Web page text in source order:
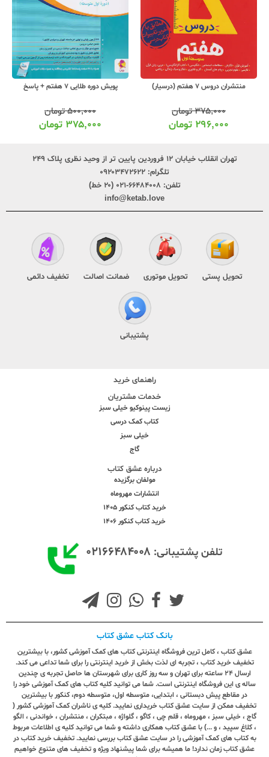
منتشران دروس 7 هفتم (درسیار)
۳۷۵,۰۰۰تومان
۲۹۶,۰۰۰ تومان
پویش دوره طلایی 7 هفتم + پاسخ
۵۰۰,۰۰۰تومان
۳۷۵,۰۰۰ تومان
تهران انقلاب خیابان ۱۲ فروردین پایین تر از وحید نظری پلاک ۲۴۹
تلگرام: ۰۹۲۰۳۴۷۲۶۲۲
تلفن: ۶۶۴۸۴۰۰۸-۰۲۱ (۲۰ خط)
info@ketab.love
تحویل پستی تحویل موتوری ضمانت اصالت تخفیف دائمی
پشتیبانی
راهنمای خرید
خدمات مشتریان
زیست پینوکیو خیلی سبز
کتاب کمک درسی
خیلی سبز
گاج
درباره عشق کتاب
مولفان برگزیده
انتشارات مهروماه
خرید کتاب کنکور 1405
خرید کتاب کنکور 1406
تلفن پشتیبانی: ۰۲۱۶۶۴۸۴۰۰۸
بانک کتاب عشق کتاب
عشق کتاب ، کامل ترین فروشگاه اینترنتی کتاب های کمک آموزشی کشور، با بیشترین
تخفیف خرید کتاب ، تجربه ای لذت بخش از خرید اینترنتی را برای شما تداعی می کند.
ارسال ٢٤ ساعته برای تهران و سه روز کاری برای شهرستان ها حاصل تجربه ی چندین
ساله ی این فروشگاه اینترنتی است. شما می توانید کلیه کتاب های کمک آموزشی خود را
در مقاطع پیش دبستانی ، ابتدایی، متوسطه اول، متوسطه دوم، کنکور با بیشترین
تخفیف ممکن از سایت عشق کتاب خریداری نمایید. کلیه ی ناشران کمک آموزشی کشور (
گاج ، خیلی سبز ، مهروماه ، قلم چی ، کاگو ، گلواژه ، مبتکران ، منتشران ، خواندنی ، الگو
، کلاغ سپید ، و ...) با عشق کتاب همکاری داشته و شما می توانید کلیه ی اطلاعات مربوط
به کتاب های کمک آموزشی را در سایت عشق کتاب بررسی نمایید. تخفیف خرید کتاب در
عشق کتاب زمان ندارد! ما همیشه برای شما پیشنهاد ویژه و تخفیف های متنوع خواهیم